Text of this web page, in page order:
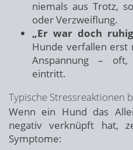
niemals aus Trotz,
oder Verzweiflung.
„Er war doch
Hunde verfallen erst
Anspannung –
eintritt.
Typische Stressreaktionen
Wenn ein Hund das
negativ verknüpft hat,
Symptome: